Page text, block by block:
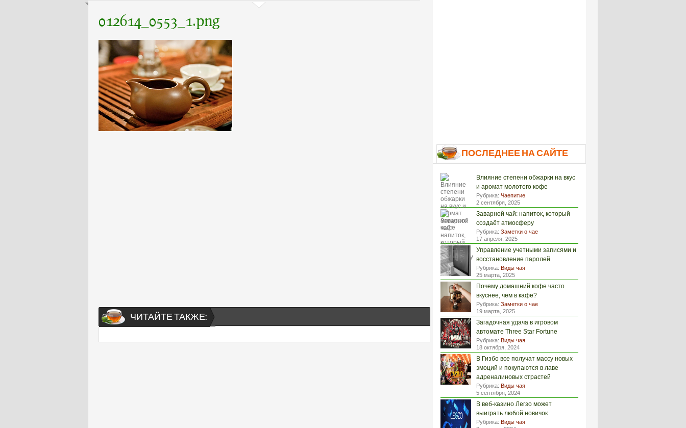
012614_0553_1.png
ЧИТАЙТЕ ТАКЖЕ:
ПОСЛЕДНЕЕ НА САЙТЕ
Влияние степени обжарки на вкус
и аромат молотого кофе
Рубрика: Чаепитие
2 сентября, 2025
Заварной чай: напиток, который
создаёт атмосферу
Рубрика: Заметки о чае
17 апреля, 2025
Управление учетными записями и
восстановление паролей
Рубрика: Виды чая
25 марта, 2025
Почему домашний кофе часто
вкуснее, чем в кафе?
Рубрика: Заметки о чае
19 марта, 2025
Загадочная удача в игровом
автомате Three Star Fortune
Рубрика: Виды чая
18 октября, 2024
В Гизбо все получат массу новых
эмоций и покупаются в лаве
адреналиновых страстей
Рубрика: Виды чая
5 сентября, 2024
В веб-казино Легзо может
выиграть любой новичок
Рубрика: Виды чая